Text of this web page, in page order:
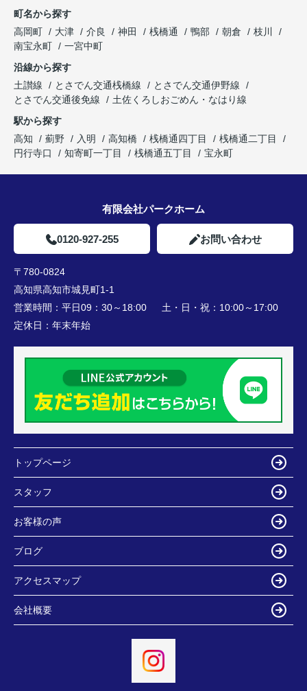
町名から探す
高岡町
大津 介良 神田 桟橋通 鴨部 朝倉
枝川
南宝永町
一宮中町
沿線から探す
土讃線
とさでん交通桟橋線
とさでん交通伊野線
とさでん交通後免線
土佐くろしおごめん・なはり線
駅から探す
高知
薊野 入明 高知橋 桟橋通四丁目
桟橋通二丁目
円行寺口
知寄町一丁目 桟橋通五丁目 宝永町
有限会社パークホーム
0120-927-255 お問い合わせ
〒780-0824
高知県高知市城見町1-1
営業時間： 平日09：30～18:00 土・日・祝：10:00～17:00
定休日： 年末年始
トップページ
スタッフ
お客様の声
ブログ
アクセスマップ
会社概要